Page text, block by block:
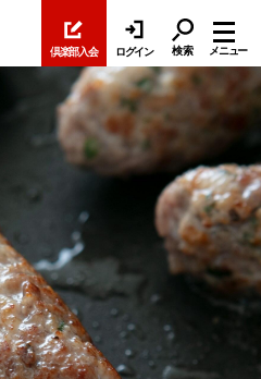
倶楽部入会 ログイン 検索 メニュー